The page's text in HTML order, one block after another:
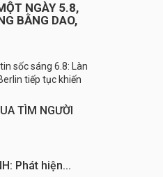
NGÀY 5.8,
BẰNG DAO,
sốc sáng 6.8: Làn
tiếp tục khiến
TÌM NGƯỜI
Phát hiện...